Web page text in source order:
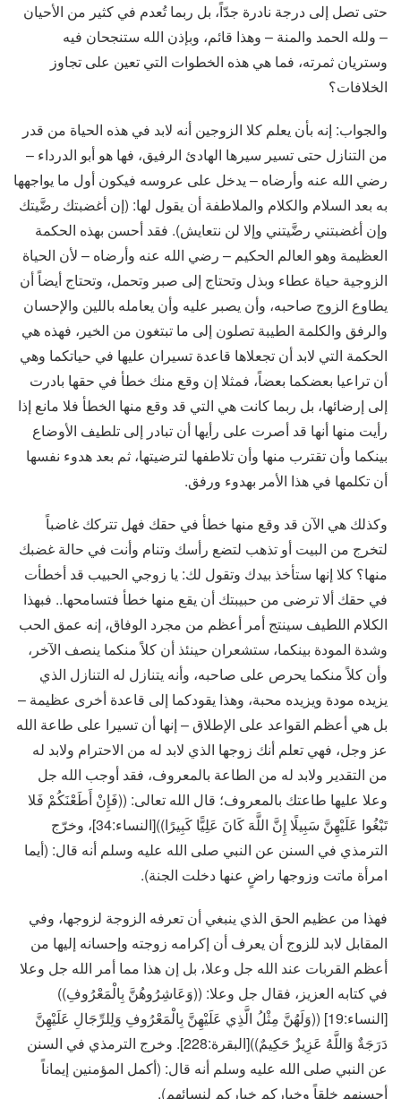
حتى تصل إلى درجة نادرة جدّاً، بل ربما تُعدم في كثير من الأحيان
– ولله الحمد والمنة – وهذا قائم، وبإذن الله ستنجحان فيه
وستريان ثمرته، فما هي هذه الخطوات التي تعين على تجاوز
الخلافات؟
والجواب: إنه بأن يعلم كلا الزوجين أنه لابد في هذه الحياة من قدر
من التنازل حتى تسير سيرها الهادئ الرفيق، فها هو أبو الدرداء –
رضي الله عنه وأرضاه – يدخل على عروسه فيكون أول ما يواجهها
به بعد السلام والكلام والملاطفة أن يقول لها: (إن أغضبتك رضَّيتك
وإن أغضبتني رضَّيتني وإلا لن نتعايش). فقد أحسن بهذه الحكمة
العظيمة وهو العالم الحكيم – رضي الله عنه وأرضاه – لأن الحياة
الزوجية حياة عطاء وبذل وتحتاج إلى صبر وتحمل، وتحتاج أيضاً أن
يطاوع الزوج صاحبه، وأن يصبر عليه وأن يعامله باللين والإحسان
والرفق والكلمة الطيبة تصلون إلى ما تبتغون من الخير، فهذه هي
الحكمة التي لابد أن تجعلاها قاعدة تسيران عليها في حياتكما وهي
أن تراعيا بعضكما بعضاً، فمثلا إن وقع منك خطأ في حقها بادرت
إلى إرضائها، بل ربما كانت هي التي قد وقع منها الخطأ فلا مانع إذا
رأيت منها أنها قد أصرت على رأيها أن تبادر إلى تلطيف الأوضاع
بينكما وأن تقترب منها وأن تلاطفها لترضيتها، ثم بعد هدوء نفسها
أن تكلمها في هذا الأمر بهدوء ورفق.
وكذلك هي الآن قد وقع منها خطأ في حقك فهل تتركك غاضباً
لتخرج من البيت أو تذهب لتضع رأسك وتنام وأنت في حالة غضبك
منها؟ كلا إنها ستأخذ بيدك وتقول لك: يا زوجي الحبيب قد أخطأت
في حقك ألا ترضى من حبيبتك أن يقع منها خطأ فتسامحها.. فبهذا
الكلام اللطيف سينتج أمر أعظم من مجرد الوفاق، إنه عمق الحب
وشدة المودة بينكما، ستشعران حينئذ أن كلاً منكما ينصف الآخر،
وأن كلاً منكما يحرص على صاحبه، وأنه يتنازل له التنازل الذي
يزيده مودة ويزيده محبة، وهذا يقودكما إلى قاعدة أخرى عظيمة –
بل هي أعظم القواعد على الإطلاق – إنها أن تسيرا على طاعة الله
عز وجل، فهي تعلم أنك زوجها الذي لابد له من الاحترام ولابد له
من التقدير ولابد له من الطاعة بالمعروف، فقد أوجب الله جل
وعلا عليها طاعتك بالمعروف؛ قال الله تعالى: ((فَإِنْ أَطَعْنَكُمْ فَلا
تَبْغُوا عَلَيْهِنَّ سَبِيلًا إِنَّ اللَّهَ كَانَ عَلِيًّا كَبِيرًا))[النساء:34]، وخرّج
الترمذي في السنن عن النبي صلى الله عليه وسلم أنه قال: (أيما
امرأة ماتت وزوجها راضٍ عنها دخلت الجنة).
فهذا من عظيم الحق الذي ينبغي أن تعرفه الزوجة لزوجها، وفي
المقابل لابد للزوج أن يعرف أن إكرامه زوجته وإحسانه إليها من
أعظم القربات عند الله جل وعلا، بل إن هذا مما أمر الله جل وعلا
في كتابه العزيز، فقال جل وعلا: ((وَعَاشِرُوهُنَّ بِالْمَعْرُوفِ))
[النساء:19] ((وَلَهُنَّ مِثْلُ الَّذِي عَلَيْهِنَّ بِالْمَعْرُوفِ وَلِلرِّجَالِ عَلَيْهِنَّ
دَرَجَةٌ وَاللَّهُ عَزِيزٌ حَكِيمٌ))[البقرة:228]. وخرج الترمذي في السنن
عن النبي صلى الله عليه وسلم أنه قال: (أكمل المؤمنين إيماناً
أحسنهم خلقاً وخياركم خياركم لنسائهم).